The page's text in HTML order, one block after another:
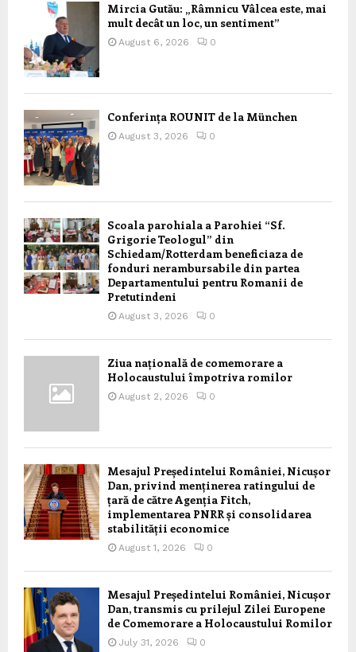
Mircia Gutău: „Râmnicu Vâlcea este, mai
mult decât un loc, un sentiment”
August 6, 2026 0
Conferința ROUNIT de la München
August 3, 2026 0
Scoala parohiala a Parohiei “Sf.
Grigorie Teologul” din
Schiedam/Rotterdam beneficiaza de
fonduri nerambursabile din partea
Departamentului pentru Romanii de
Pretutindeni
August 3, 2026 0
Ziua națională de comemorare a
Holocaustului împotriva romilor
August 2, 2026 0
Mesajul Președintelui României, Nicușor
Dan, privind menținerea ratingului de
țară de către Agenția Fitch,
implementarea PNRR și consolidarea
stabilității economice
August 1, 2026 0
Mesajul Președintelui României, Nicușor
Dan, transmis cu prilejul Zilei Europene
de Comemorare a Holocaustului Romilor
July 31, 2026 0